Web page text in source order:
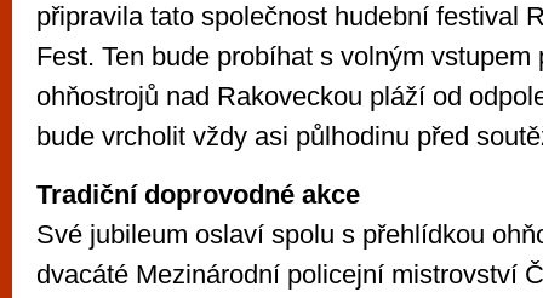
připravila tato společnost hudební festival
Fest. Ten bude probíhat s volným vstupem
ohňostrojů nad Rakoveckou pláží od
bude vrcholit vždy asi půlhodinu před
Tradiční doprovodné akce
Své jubileum oslaví spolu s přehlídkou
dvacáté Mezinárodní policejní mistrovství